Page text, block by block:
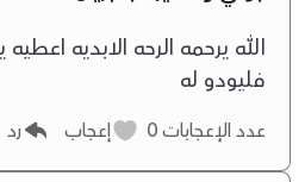
الله يرحمه الرحه الابديه اعطيه
فليودو له
عدد الإعجابات إعجاب رد